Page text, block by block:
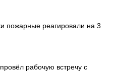
пожарные реагировали на 3
рабочую встречу с